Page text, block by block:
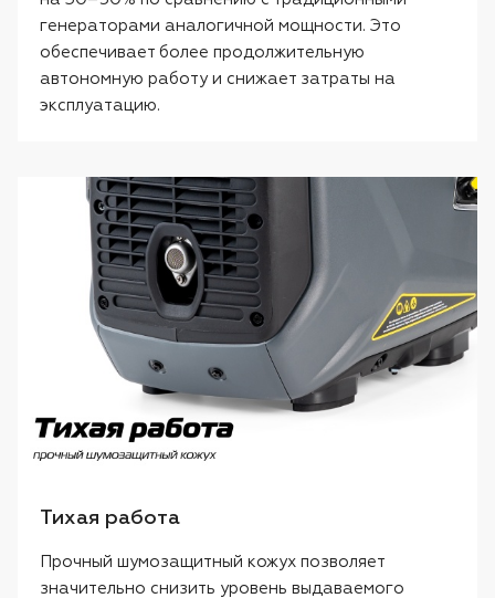
генераторами аналогичной мощности. Это
обеспечивает более продолжительную
автономную работу и снижает затраты на
эксплуатацию.
Тихая работа
Прочный шумозащитный кожух позволяет
значительно снизить уровень выдаваемого